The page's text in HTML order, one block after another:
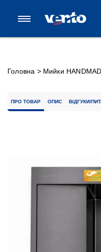
Головна > Мийки
ПРО ТОВАР ОПИС ВІДГУКИ/